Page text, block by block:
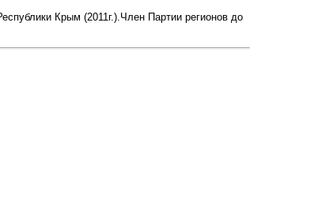
Крым (2011г.).Член Партии регионов до